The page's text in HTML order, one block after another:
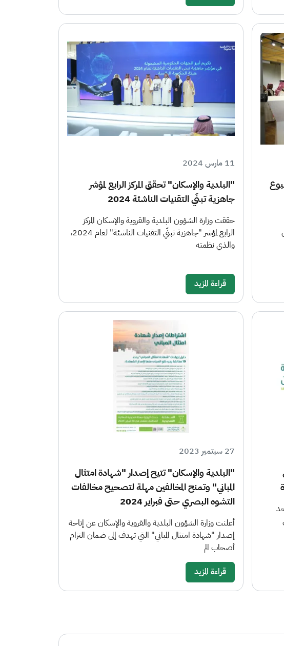
11 مارس 2024
"البلدية والإسكان" تحقق المركز الرابع لمؤشر
جاهزية تبنّي التقنيات الناشئة 2024
حققت وزارة الشؤون البلدية والقروية والإسكان المركز
الرابع لمؤشر "جاهزية تبنّي التقنيات الناشئة" لعام 2024،
والذي نظمته
قراءة المزيد
27 سبتمبر 2023
"البلدية والإسكان" تتيح إصدار "شهادة امتثال
المباني" وتمنح المخالفين مهلة لتصحيح مخالفات
التشوه البصري حتى فبراير 2024
أعلنت وزارة الشؤون البلدية والقروية والإسكان عن إتاحة
إصدار "شهادة امتثال المباني" التي تهدف إلى ضمان التزام
أصحاب الم
قراءة المزيد